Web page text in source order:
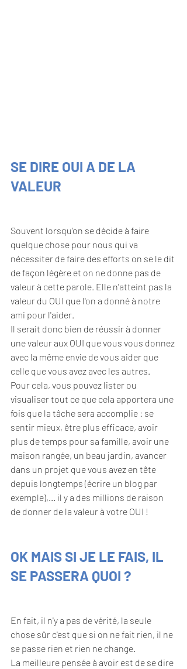
SE DIRE OUI A DE LA
VALEUR
Souvent lorsqu'on se décide à faire
quelque chose pour nous qui va
nécessiter de faire des efforts on se le dit
de façon légère et on ne donne pas de
valeur à cette parole. Elle n'atteint pas la
valeur du OUI que l'on a donné à notre
ami pour l'aider.
Il serait donc bien de réussir à donner
une valeur aux OUI que vous vous donnez
avec la même envie de vous aider que
celle que vous avez avec les autres.
Pour cela, vous pouvez lister ou
visualiser tout ce que cela apportera une
fois que la tâche sera accomplie : se
sentir mieux, être plus efficace, avoir
plus de temps pour sa famille, avoir une
maison rangée, un beau jardin, avancer
dans un projet que vous avez en tête
depuis longtemps (écrire un blog par
exemple),... il y a des millions de raison
de donner de la valeur à votre OUI !
OK MAIS SI JE LE FAIS, IL
SE PASSERA QUOI ?
En fait, il n'y a pas de vérité, la seule
chose sûr c'est que si on ne fait rien, il ne
se passe rien et rien ne change.
La meilleure pensée à avoir est de se dire